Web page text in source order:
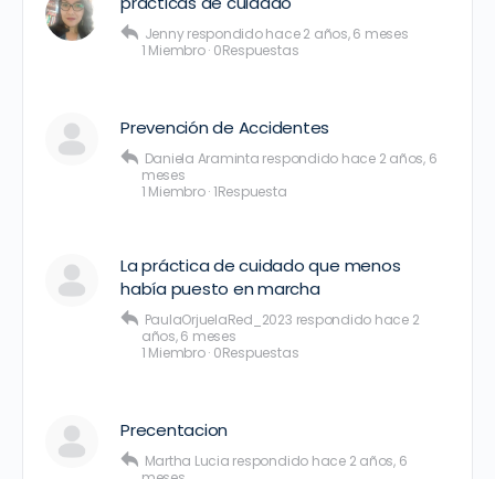
Jenny respondidohace 2 años, 6 meses
1 Miembro· 0Respuestas
Prevención de Accidentes
Daniela Araminta respondido hace 2 años, 6
meses
1 Miembro·1Respuesta
La práctica de cuidado que menos
había puesto en marcha
PaulaOrjuelaRed_2023 respondido hace 2
años, 6 meses
1 Miembro· 0Respuestas
Precentacion
Martha Lucia respondido hace 2 años, 6